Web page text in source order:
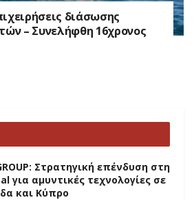
διάσωσης
– Συνελήφθη 16χρονος
Στρατηγική επένδυση στη
για αμυντικές τεχνολογίες σε
και Κύπρο